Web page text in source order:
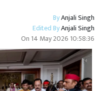
ByAnjali Singh
Edited ByAnjali Singh
On 14 May 2026 10:58:36